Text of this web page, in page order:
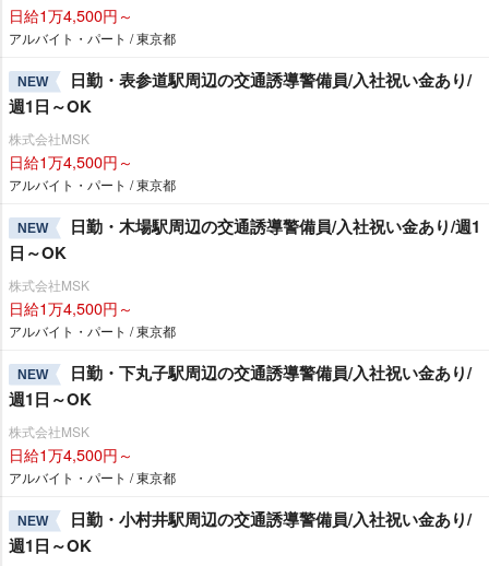
日給1万4,500円～
アルバイト・パート / 東京都
NEW
日勤・表参道駅周辺の交通誘導警備員/入社祝い金あり/
週1日～OK
株式会社MSK
日給1万4,500円～
アルバイト・パート / 東京都
NEW
日勤・木場駅周辺の交通誘導警備員/入社祝い金あり/週1
日～OK
株式会社MSK
日給1万4,500円～
アルバイト・パート / 東京都
NEW
日勤・下丸子駅周辺の交通誘導警備員/入社祝い金あり/
週1日～OK
株式会社MSK
日給1万4,500円～
アルバイト・パート / 東京都
NEW
日勤・小村井駅周辺の交通誘導警備員/入社祝い金あり/
週1日～OK